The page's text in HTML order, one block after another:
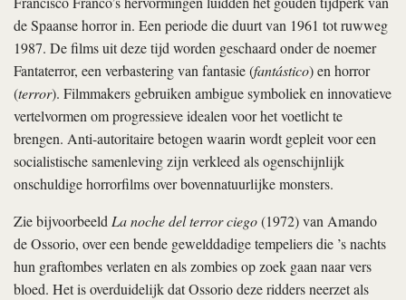
de Spaanse horror in. Een periode die duurt van 1961 tot ruwweg
1987. De films uit deze tijd worden geschaard onder de noemer
Fantaterror, een verbastering van fantasie (fantástico) en horror
(terror). Filmmakers gebruiken ambigue symboliek en innovatieve
vertelvormen om progressieve idealen voor het voetlicht te
brengen. Anti-autoritaire betogen waarin wordt gepleit voor een
socialistische samenleving zijn verkleed als ogenschijnlijk
onschuldige horrorfilms over bovennatuurlijke monsters.
Zie bijvoorbeeld La noche del terror ciego(1972) van Amando
de Ossorio, over een bende gewelddadige tempeliers die ’s nachts
hun graftombes verlaten en als zombies op zoek gaan naar vers
bloed. Het is overduidelijk dat Ossorio deze ridders neerzet als